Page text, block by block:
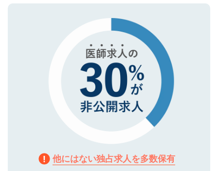
で、機密保持に関してもご安心ください。
ので、まずはご登録ください。
他にはない独占求人を多数保有